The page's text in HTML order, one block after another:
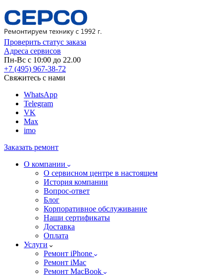
Проверить статус заказа
Адреса сервисов
Пн-Вс с 10:00 до 22.00
+7 (495) 967-38-72
Свяжитесь с нами
WhatsApp
Telegram
VK
Max
imo
Заказать ремонт
О компании
О сервисном центре в настоящем
История компании
Вопрос-ответ
Блог
Корпоративное обслуживание
Наши сертификаты
Доставка
Оплата
Услуги
Ремонт iPhone
Ремонт iMac
Ремонт MacBook